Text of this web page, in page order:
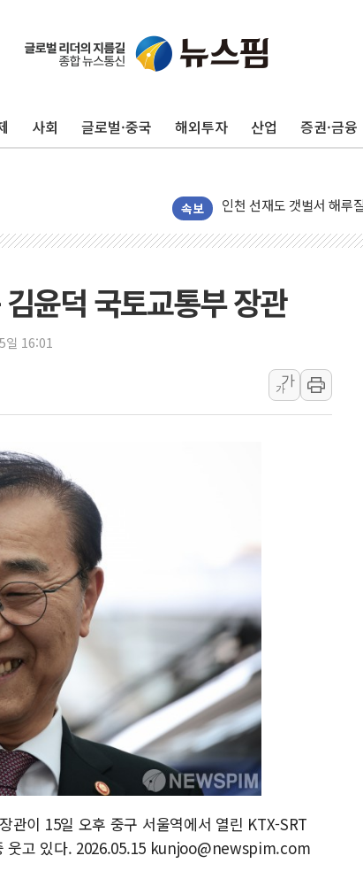
사회 글로벌·중국 해외투자 산업 증권·금융
속보
이번주 국내 주요 금융일
美, 이란전 출구전략 만
폐기물 수거하다 참변
서울 중랑구 주택가서 흉
여수 오동도 인근 해상
추미애, '위안부' 피해자
인천 선재도 갯벌서 해루
연일 폭염에 온열질환
中 전방위 아파트 부양,
인제 용대리 계곡서 수위
동해시, 11~14일 '별똥
강원 중·남부 동해안 시
청양 밭에서 일하던 90대
폭염에 車 운전면허 기능
윤덕 국토교통부 장관
일 16:01
가
가
관이 15일 오후 중구 서울역에서 열린 KTX-SRT
웃고 있다. 2026.05.15 kunjoo@newspim.com